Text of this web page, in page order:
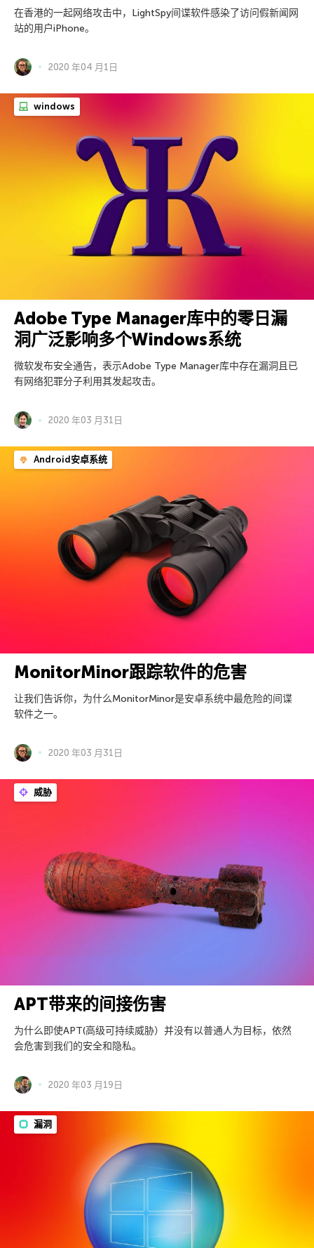
在香港的一起网络攻击中，LightSpy间谍软件感染了访问假新闻网
站的用户iPhone。
2020 年04 月1日
windows
Adobe Type Manager库中的零日漏
洞广泛影响多个Windows系统
微软发布安全通告，表示Adobe Type Manager库中存在漏洞且已
有网络犯罪分子利用其发起攻击。
2020 年03 月31日
Android安卓系统
MonitorMinor跟踪软件的危害
让我们告诉你，为什么MonitorMinor是安卓系统中最危险的间谍
软件之一。
2020 年03 月31日
威胁
APT带来的间接伤害
为什么即使APT(高级可持续威胁）并没有以普通人为目标，依然
会危害到我们的安全和隐私。
2020 年03 月19日
漏洞